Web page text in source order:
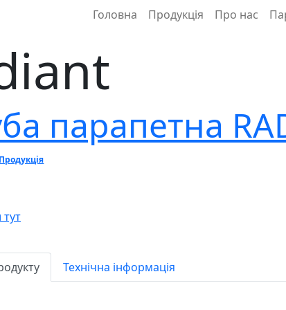
Головна Продукція Про нас
парапетна
Продукція
Технічна інформація